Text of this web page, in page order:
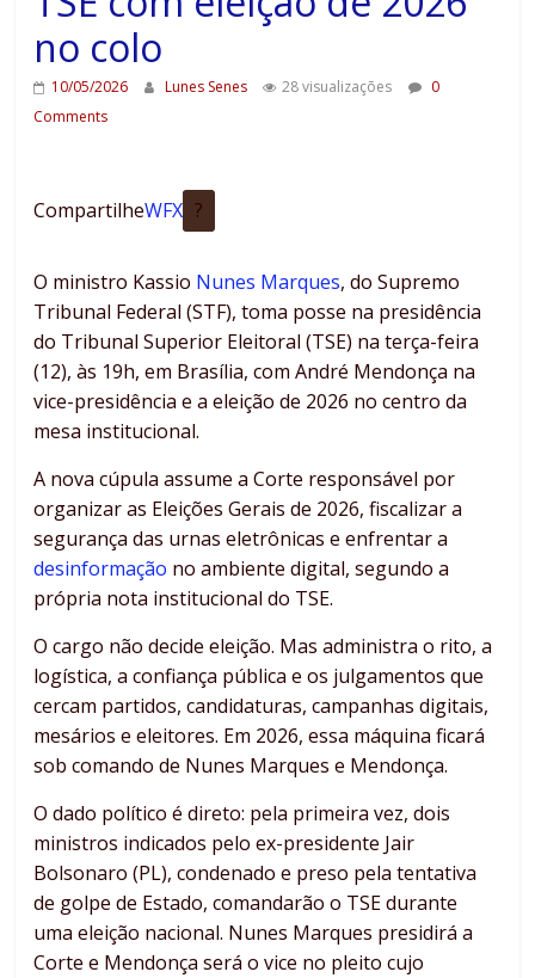
no colo
10/05/2026 Lunes Senes 28 visualizações
0
Comments
CompartilheWFX ?
O ministro Kassio Nunes Marques, do Supremo
Tribunal Federal (STF), toma posse na presidência
do Tribunal Superior Eleitoral (TSE) na terça-feira
(12), às 19h, em Brasília, com André Mendonça na
vice-presidência e a eleição de 2026 no centro da
mesa institucional.
A nova cúpula assume a Corte responsável por
organizar as Eleições Gerais de 2026, fiscalizar a
segurança das urnas eletrônicas e enfrentar a
desinformação no ambiente digital, segundo a
própria nota institucional do TSE.
O cargo não decide eleição. Mas administra o rito, a
logística, a confiança pública e os julgamentos que
cercam partidos, candidaturas, campanhas digitais,
mesários e eleitores. Em 2026, essa máquina ficará
sob comando de Nunes Marques e Mendonça.
O dado político é direto: pela primeira vez, dois
ministros indicados pelo ex-presidente Jair
Bolsonaro (PL), condenado e preso pela tentativa
de golpe de Estado, comandarão o TSE durante
uma eleição nacional. Nunes Marques presidirá a
Corte e Mendonça será o vice no pleito cujo